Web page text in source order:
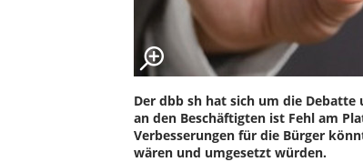
Der dbb sh hat sich um die
an den Beschäftigten ist Fehl am
Verbesserungen für die Bürger
wären und umgesetzt würden.